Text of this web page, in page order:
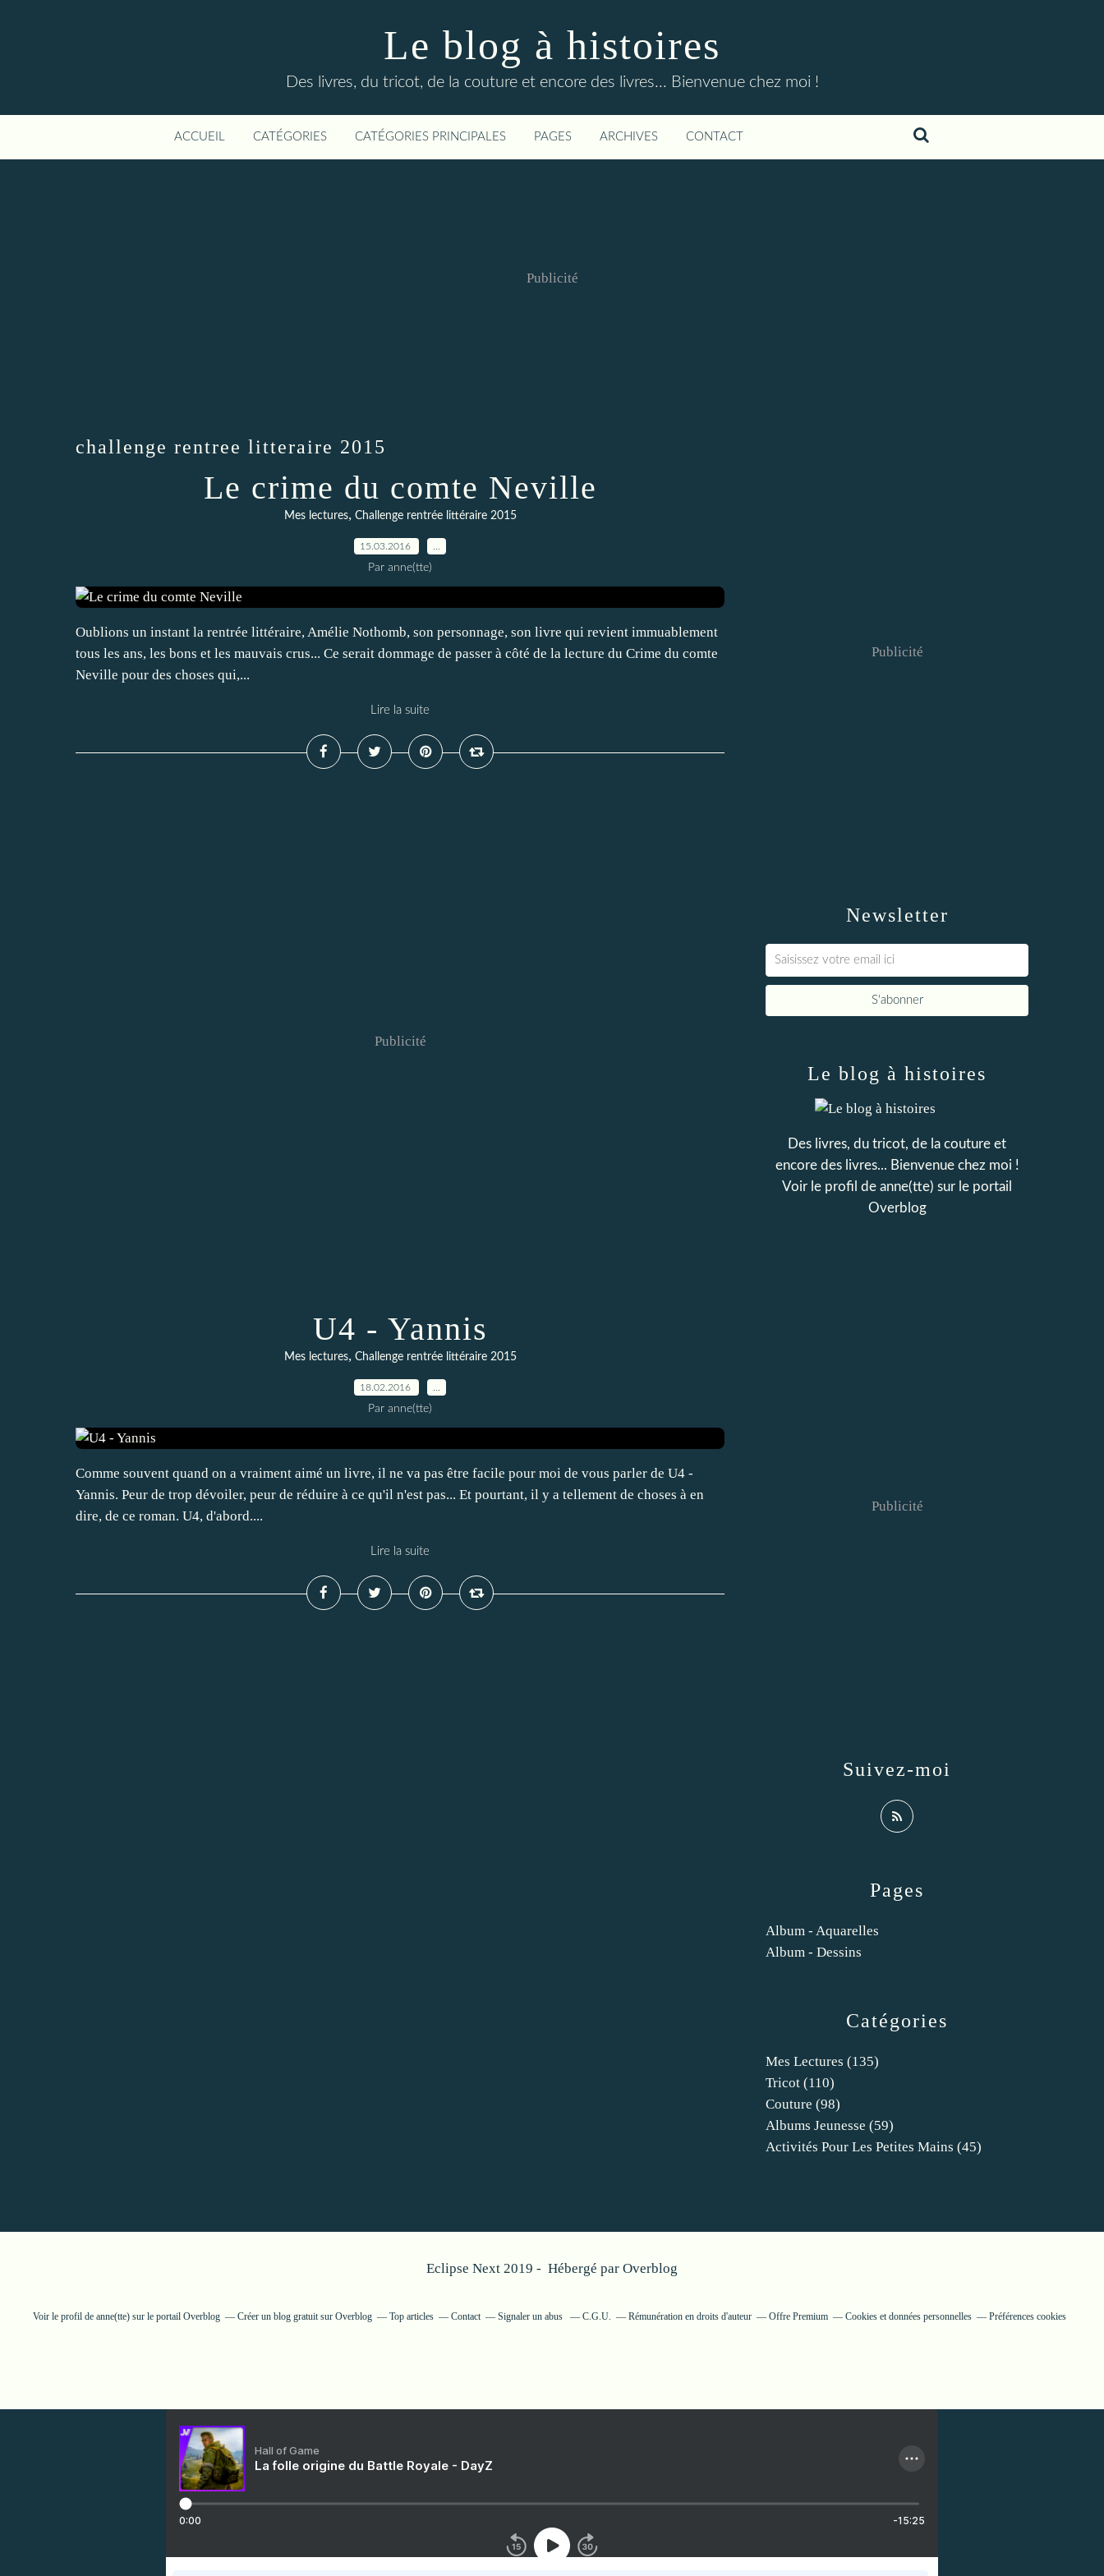
Le blog à histoires
Des livres, du tricot, de la couture et encore des livres... Bienvenue chez moi !
ACCUEIL CATÉGORIES CATÉGORIES PRINCIPALES PAGES ARCHIVES CONTACT
Publicité
challenge rentree litteraire 2015
Le crime du comte Neville
Mes lectures, Challenge rentrée littéraire 2015
15.03.2016
Par anne(tte)
Oublions un instant la rentrée littéraire, Amélie Nothomb, son personnage, son livre qui revient immuablement
tous les ans, les bons et les mauvais crus... Ce serait dommage de passer à côté de la lecture du Crime du comte
Neville pour des choses qui,...
Lire la suite
Publicité
U4 - Yannis
Mes lectures, Challenge rentrée littéraire 2015
18.02.2016
Par anne(tte)
Comme souvent quand on a vraiment aimé un livre, il ne va pas être facile pour moi de vous parler de U4 -
Yannis. Peur de trop dévoiler, peur de réduire à ce qu'il n'est pas... Et pourtant, il y a tellement de choses à en
dire, de ce roman. U4, d'abord....
Lire la suite
Newsletter
Publicité
Catégories
Mes Lectures (135)
Tricot (110)
Couture (98)
Albums Jeunesse (59)
Activités Pour Les Petites Mains (45)
Pages
Album - Aquarelles
Album - Dessins
Le blog à histoires
Des livres, du tricot, de la couture et
encore des livres... Bienvenue chez moi !
Voir le profil de anne(tte) sur le portail
Overblog
Suivez-moi
Publicité
Eclipse Next 2019 - Hébergé par Overblog
Voir le profil de anne(tte) sur le portail Overblog Créer un blog gratuit sur Overblog Top articles Contact Signaler un abus C.G.U. Rémunération en droits d'auteur Offre Premium Cookies et données personnelles Préférences cookies
Hall of Game
La folle origine du Battle Royale - DayZ
0:00 -15:25